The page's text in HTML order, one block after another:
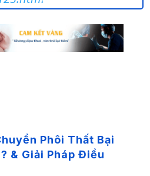
Phôi Thất Bại
& Giải Pháp Điều